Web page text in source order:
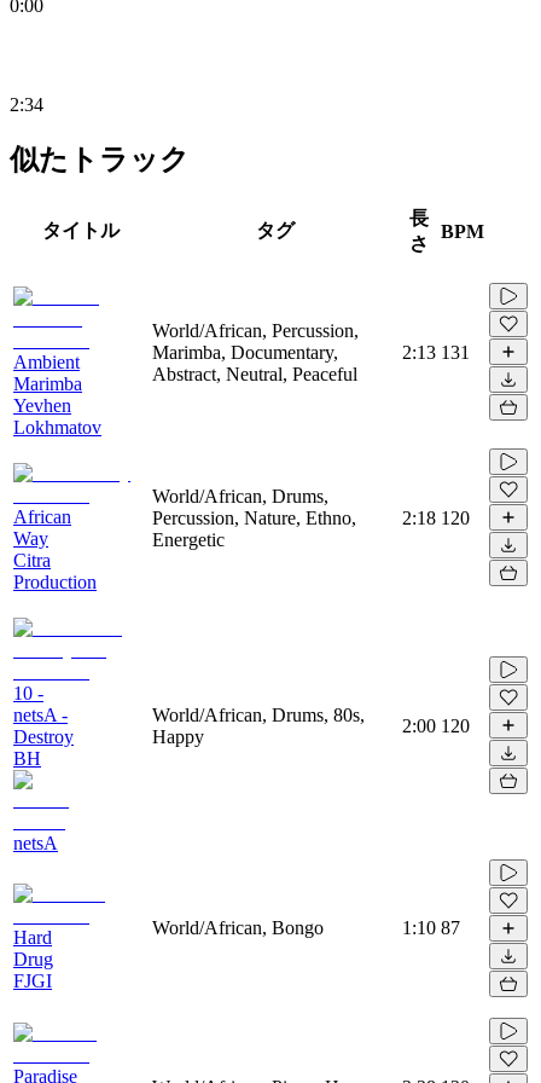
0:00
2:34
似たトラック
タイトル タグ
長
さ
BPM
Ambient
Marimba
Yevhen
Lokhmatov
World/African, Percussion,
Marimba, Documentary,
Abstract, Neutral, Peaceful
2:13 131
African
Way
Citra
Production
World/African, Drums,
Percussion, Nature, Ethno,
Energetic
2:18 120
10 -
netsA -
Destroy
BH
netsA
World/African, Drums, 80s,
Happy
2:00 120
Hard
Drug
FJGI
World/African, Bongo 1:10 87
Paradise